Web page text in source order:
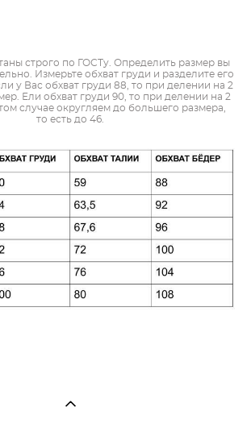
строго по ГОСТу. Определить размер вы
Измерьте обхват груди и разделите его
у Вас обхват груди 88, то при делении на 2
Ели обхват груди 90, то при делении на 2
случае округляем до большего размера,
то есть до 46.